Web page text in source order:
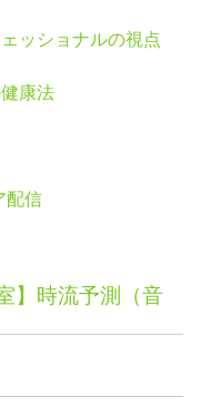
ッショナルの視点
康法
配信
】時流予測（音